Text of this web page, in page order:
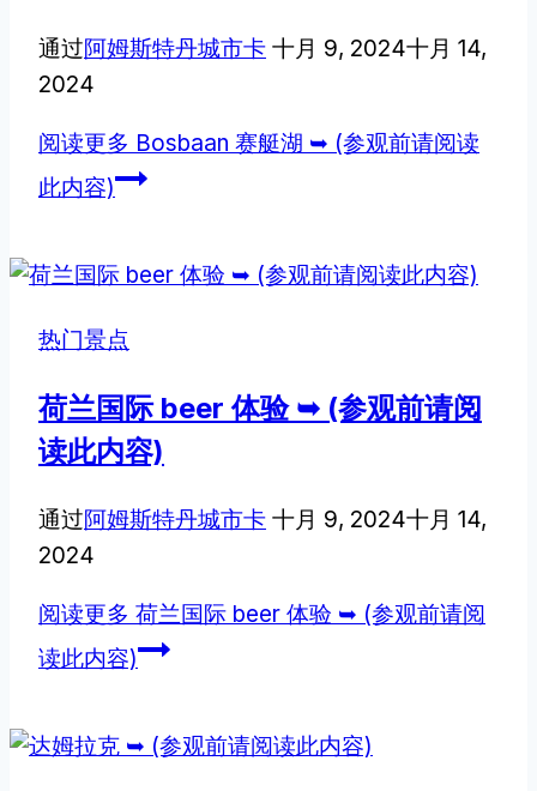
通过阿姆斯特丹城市卡 十月 9, 2024十月 14,
2024
阅读更多 Bosbaan 赛艇湖 ➥ (参观前请阅读
此内容)
热门景点
荷兰国际 beer 体验 ➥ (参观前请阅
读此内容)
通过阿姆斯特丹城市卡 十月 9, 2024十月 14,
2024
阅读更多 荷兰国际 beer 体验 ➥ (参观前请阅
读此内容)